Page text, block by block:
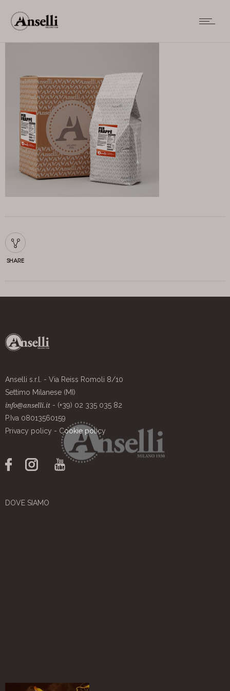
SHARE
Anselli s.r.l. - Via Reiss Romoli 8/10
Settimo Milanese (MI)
info@anselli.it - (+39) 02 335 035 82
P.Iva 08013560159
Privacy policy - Cookie policy
DOVE SIAMO